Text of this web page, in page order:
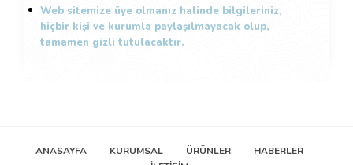
Web sitemize üye olmanız halinde bilgileriniz,
hiçbir kişi ve kurumla paylaşılmayacak olup,
tamamen gizli tutulacaktır.
ANASAYFA KURUMSAL ÜRÜNLER
HABERLER